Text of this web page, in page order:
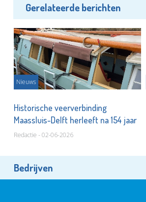
Gerelateerde berichten
Nieuws
Historische veerverbinding
Maassluis-Delft herleeft na 154 jaar
Redactie - 02-06-2026
Bedrijven